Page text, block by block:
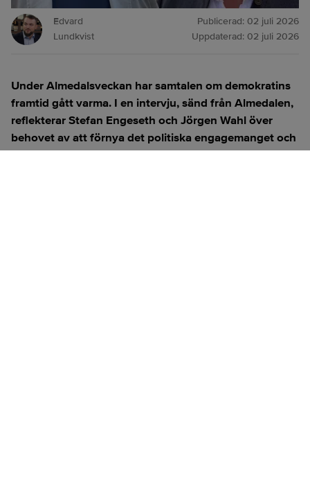
Edvard
Lundkvist
Publicerad: 02 juli 2026
Uppdaterad: 02 juli 2026
Under Almedalsveckan har samtalen om demokratins
framtid gått varma. I en intervju, sänd från Almedalen,
reflekterar Stefan Engeseth och Jörgen Wahl över
behovet av att förnya det politiska engagemanget och
hur modern teknik kan användas för att överbrygga